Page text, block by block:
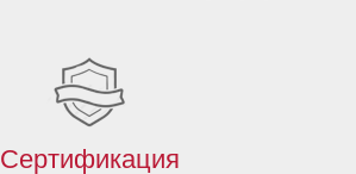
Сертификация